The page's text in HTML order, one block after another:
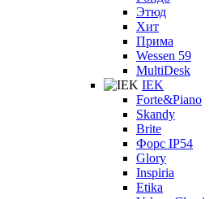
Этюд
Хит
Прима
Wessen 59
MultiDesk
IEK
Forte&Piano
Skandy
Brite
Форс IP54
Glory
Inspiria
Etika